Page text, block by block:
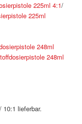
225ml 4:1/
225ml
248ml
248ml
lieferbar.